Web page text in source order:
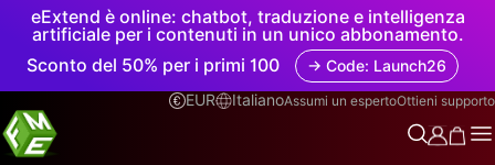
eExtend è online: chatbot, traduzione e intelligenza
artificiale per i contenuti in un unico abbonamento.
Sconto del 50% per i primi 100
→ Code: Launch26
EUR
ItalianoAssumi un espertoOttieni supporto